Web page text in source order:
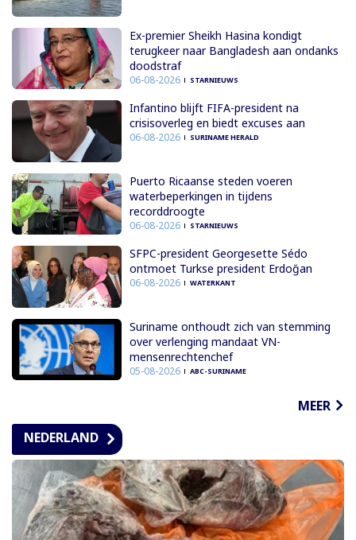
Ex-premier Sheikh Hasina kondigt
terugkeer naar Bangladesh aan ondanks
doodstraf
06-08-2026 STARNIEUWS
Infantino blijft FIFA-president na
crisisoverleg en biedt excuses aan
06-08-2026 SURINAME HERALD
Puerto Ricaanse steden voeren
waterbeperkingen in tijdens
recorddroogte
06-08-2026 STARNIEUWS
SFPC-president Georgesette Sédo
ontmoet Turkse president Erdoğan
06-08-2026 WATERKANT
Suriname onthoudt zich van stemming
over verlenging mandaat VN-
mensenrechtenchef
05-08-2026 ABC-SURINAME
MEER
NEDERLAND